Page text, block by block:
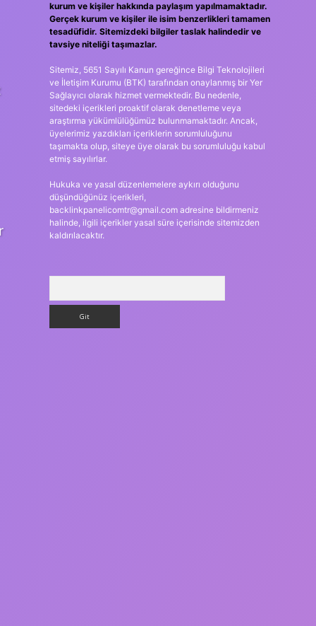
kurum ve kişiler hakkında paylaşım yapılmamaktadır.
Gerçek kurum ve kişiler ile isim benzerlikleri tamamen
tesadüfidir. Sitemizdeki bilgiler taslak halindedir ve
tavsiye niteliği taşımazlar.
Sitemiz, 5651 Sayılı Kanun gereğince Bilgi Teknolojileri
ve İletişim Kurumu (BTK) tarafından onaylanmış bir Yer
Sağlayıcı olarak hizmet vermektedir. Bu nedenle,
sitedeki içerikleri proaktif olarak denetleme veya
araştırma yükümlülüğümüz bulunmamaktadır. Ancak,
üyelerimiz yazdıkları içeriklerin sorumluluğunu
taşımakta olup, siteye üye olarak bu sorumluluğu kabul
etmiş sayılırlar.
Hukuka ve yasal düzenlemelere aykırı olduğunu
düşündüğünüz içerikleri,
backlinkpanelicomtr@gmail.comadresine bildirmeniz
halinde, ilgili içerikler yasal süre içerisinde sitemizden
kaldırılacaktır.